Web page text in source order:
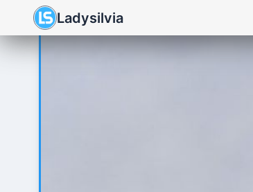
Ladysilvia